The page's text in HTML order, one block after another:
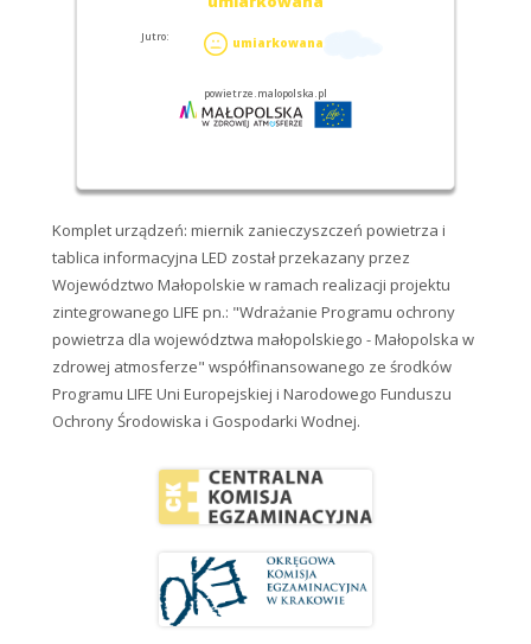
Komplet urządzeń: miernik zanieczyszczeń powietrza i
tablica informacyjna LED został przekazany przez
Województwo Małopolskie w ramach realizacji projektu
zintegrowanego LIFE pn.: "Wdrażanie Programu ochrony
powietrza dla województwa małopolskiego - Małopolska w
zdrowej atmosferze" współfinansowanego ze środków
Programu LIFE Uni Europejskiej i Narodowego Funduszu
Ochrony Środowiska i Gospodarki Wodnej.